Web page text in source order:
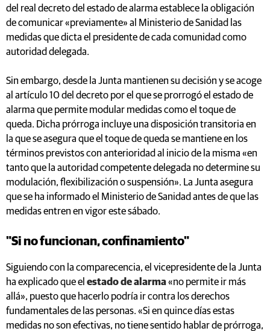
del real decreto del estado de alarma establece la obligación
de comunicar «previamente» al Ministerio de Sanidad las
medidas que dicta el presidente de cada comunidad como
autoridad delegada.
Sin embargo, desde la Junta mantienen su decisión y se acoge
al artículo 10 del decreto por el que se prorrogó el estado de
alarma que permite modular medidas como el toque de
queda. Dicha prórroga incluye una disposición transitoria en
la que se asegura que el toque de queda se mantiene en los
términos previstos con anterioridad al inicio de la misma «en
tanto que la autoridad competente delegada no determine su
modulación, flexibilización o suspensión». La Junta asegura
que se ha informado el Ministerio de Sanidad antes de que las
medidas entren en vigor este sábado.
"Si no funcionan, confinamiento"
Siguiendo con la comparecencia, el vicepresidente de la Junta
ha explicado que el estado de alarma«no permite ir más
allá», puesto que hacerlo podría ir contra los derechos
fundamentales de las personas. «Si en quince días estas
medidas no son efectivas, no tiene sentido hablar de prórroga,